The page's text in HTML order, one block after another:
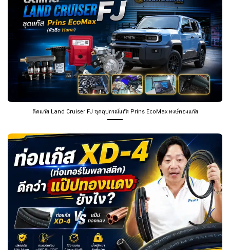
ติดแก๊ส Land Cruiser FJ ชุดอุปกรณ์แก๊ส Prins EcoMax หงษ์ทองแก๊ส